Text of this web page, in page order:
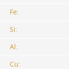
Fe:
Si:
Al:
Cu: